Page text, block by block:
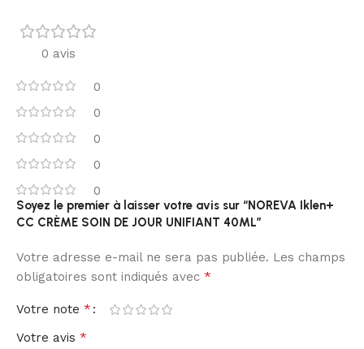
0 avis
0
0
0
0
0
Soyez le premier à laisser votre avis sur “NOREVA Iklen+
CC CRÈME SOIN DE JOUR UNIFIANT 40ML”
Votre adresse e-mail ne sera pas publiée. Les champs
obligatoires sont indiqués avec *
Votre note *
Votre avis *